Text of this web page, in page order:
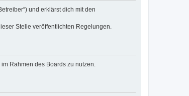
und erklärst dich mit den
Stelle veröffentlichten Regelungen.
Rahmen des Boards zu nutzen.